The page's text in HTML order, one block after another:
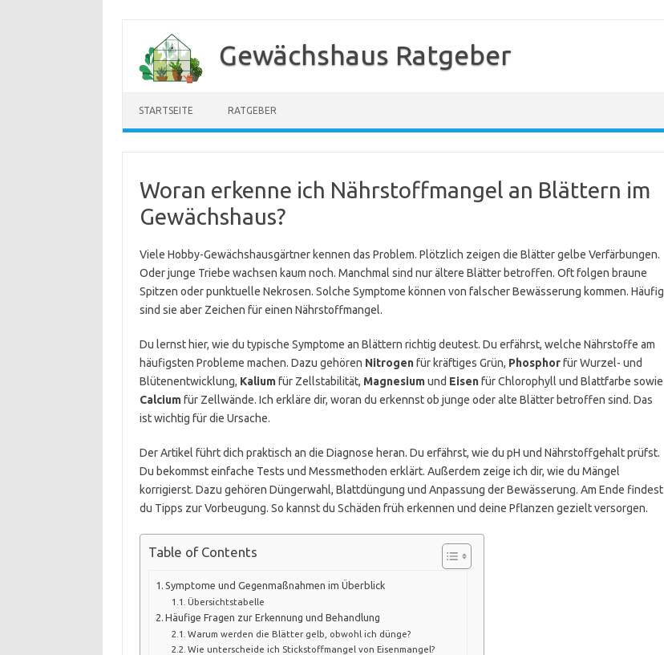
springen
Gewächshaus Ratgeber
STARTSEITE RATGEBER
Woran erkenne ich Nährstoffmangel an Blättern im
Gewächshaus?
Viele Hobby-Gewächshausgärtner kennen das Problem. Plötzlich zeigen die Blätter gelbe Verfärbungen.
Oder junge Triebe wachsen kaum noch. Manchmal sind nur ältere Blätter betroffen. Oft folgen braune
Spitzen oder punktuelle Nekrosen. Solche Symptome können von falscher Bewässerung kommen. Häufig
sind sie aber Zeichen für einen Nährstoffmangel.
Du lernst hier, wie du typische Symptome an Blättern richtig deutest. Du erfährst, welche Nährstoffe am
häufigsten Probleme machen. Dazu gehören Nitrogenfür kräftiges Grün, Phosphorfür Wurzel- und
Blütenentwicklung, Kaliumfür Zellstabilität, Magnesiumund Eisenfür Chlorophyll und Blattfarbe sowie
Calciumfür Zellwände. Ich erkläre dir, woran du erkennst ob junge oder alte Blätter betroffen sind. Das
ist wichtig für die Ursache.
Der Artikel führt dich praktisch an die Diagnose heran. Du erfährst, wie du pH und Nährstoffgehalt prüfst.
Du bekommst einfache Tests und Messmethoden erklärt. Außerdem zeige ich dir, wie du Mängel
korrigierst. Dazu gehören Düngerwahl, Blattdüngung und Anpassung der Bewässerung. Am Ende findest
du Tipps zur Vorbeugung. So kannst du Schäden früh erkennen und deine Pflanzen gezielt versorgen.
Table of Contents
Symptome und Gegenmaßnahmen im Überblick
Übersichtstabelle
Häufige Fragen zur Erkennung und Behandlung
Warum werden die Blätter gelb, obwohl ich dünge?
Wie unterscheide ich Stickstoffmangel von Eisenmangel?